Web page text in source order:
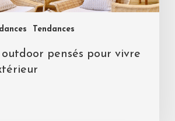
Tendances
outdoor pensés pour vivre